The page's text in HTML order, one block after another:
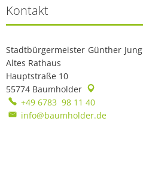
Kontakt
Stadtbürgermeister Günther Jung
Altes Rathaus
Hauptstraße 10
55774 Baumholder
+49 6783 98 11 40
info@baumholder.de